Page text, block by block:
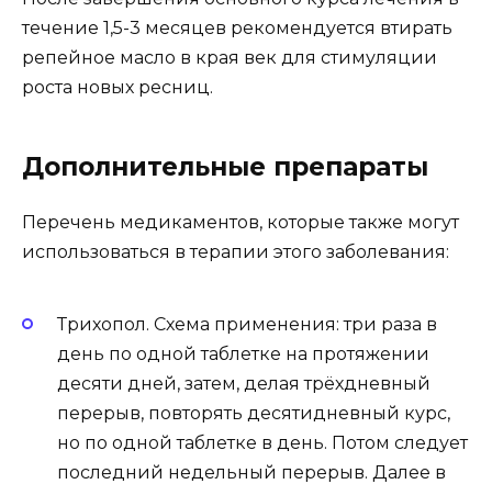
течение 1,5-3 месяцев рекомендуется втирать
репейное масло в края век для стимуляции
роста новых ресниц.
Дополнительные препараты
Перечень медикаментов, которые также могут
использоваться в терапии этого заболевания:
Трихопол. Схема применения: три раза в
день по одной таблетке на протяжении
десяти дней, затем, делая трёхдневный
перерыв, повторять десятидневный курс,
но по одной таблетке в день. Потом следует
последний недельный перерыв. Далее в